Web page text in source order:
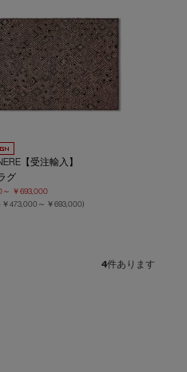
【受注輸入】
グ
～ ￥693,000
￥473,000～ ￥693,000)
4件あります